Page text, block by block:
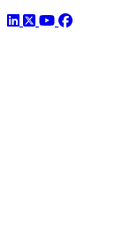
LinkedIn
TwitterYouTube
Facebook